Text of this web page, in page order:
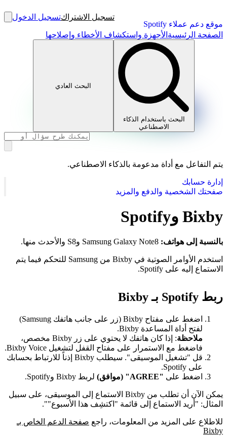
موقع دعم عملاء Spotify
تسجيل الاشتراكتسجيل الدخول
الصفحة الرئيسية الأجهزة واستكشاف الأخطاء وإصلاحها
البحث باستخدام الذكاء
الاصطناعي
البحث العادي
يتم التفاعل مع أداة مدعومة بالذكاء الاصطناعي.
إدارة حسابك
صفحتك الشخصية والدفع والمزيد
Bixby وSpotify
بالنسبة إلى هواتف:
استخدم الأوامر الصوتية في Bixby من Samsung للتحكم فيما يتم
الاستماع إليه على Spotify.
ربط Spotify بـ Bixby
اضغط على مفتاح Bixby (زر على جانب هاتفك Samsung)
لفتح أداة المساعدة Bixby.
ملاحظة
: إذا كان هاتفك لا يحتوي على زر Bixby مخصص،
فاضغط مع الاستمرار على مفتاح القفل لتشغيل Bixby Voice.
قل "تشغيل الموسيقى". سيطلب Bixby إذناً للارتباط بحسابك
على Spotify.
اضغط على "AGREE" (موافق) لربط Bixby وSpotify.
يمكن الآن أن تطلب من Bixby الاستماع إلى الموسيقى، على سبيل
المثال: "أريد الاستماع إلى قائمة "اكتشِف هذا الأسبوع"".
للاطلاع على المزيد من المعلومات، راجع صفحة الدعم الخاص بـ
Bixby